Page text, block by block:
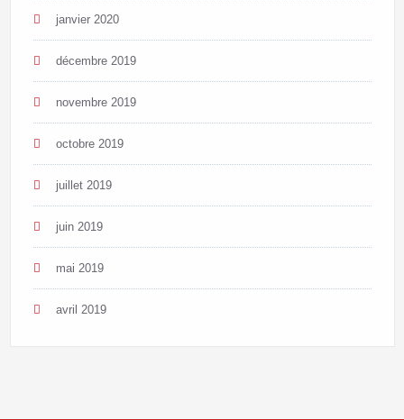
janvier 2020
décembre 2019
novembre 2019
octobre 2019
juillet 2019
juin 2019
mai 2019
avril 2019